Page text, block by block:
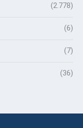
(2.778)
(6)
(7)
(36)